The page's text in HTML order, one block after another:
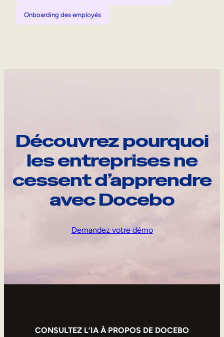
Onboarding des employés
Découvrez pourquoi
les entreprises ne
cessent d’apprendre
avec Docebo
Demandez votre démo
CONSULTEZ L’IA À PROPOS DE DOCEBO